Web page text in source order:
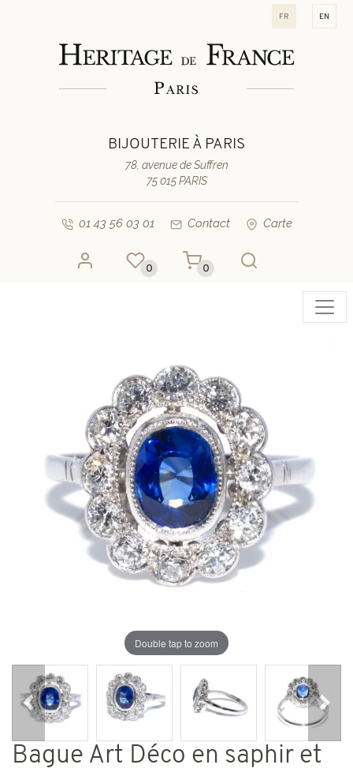
fr en
BIJOUTERIE À PARIS
78, avenue de Suffren
75 015 PARIS
01 43 56 03 01 Contact Carte
0 0
Double tap to zoom
Précédent
Bague Art Déco en saphir et